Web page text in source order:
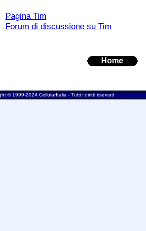
Pagina Tim
Forum di discussione su Tim
Home
© 1999-2024 CellularItalia - Tutti i diritti riservati